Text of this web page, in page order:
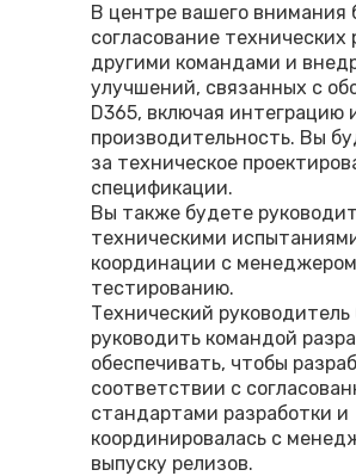
В центре вашего внимания
согласование
другими командами и
улучшений, связанных с
D365, включая интеграцию
производительность. Вы
за техническое
спецификации.
Вы также будете
техническими
координации с
тестированию.
Технический руководитель
руководить командой
обеспечивать, чтобы
соответствии с
стандартами разработки и
координировалась с
выпуску релизов.